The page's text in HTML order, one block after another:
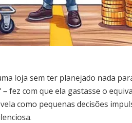
loja sem ter planejado nada
fez com que ela gastasse o
como pequenas decisões